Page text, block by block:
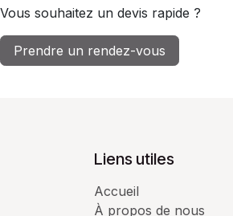
Vous souhaitez un devis rapide ?
Prendre un rendez-vous
Liens utiles
Accueil
À propos de nous